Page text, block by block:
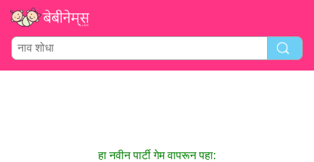
हा नवीन पार्टी गेम वापरून पहा: